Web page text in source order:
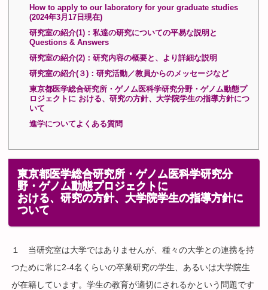
How to apply to our laboratory for your graduate studies
(2024年3月17日現在)
研究室の紹介(1)：私達の研究についての平易な説明と
Questions & Answers
研究室の紹介(2)：研究内容の概要と、より詳細な説明
研究室の紹介(３)：研究活動／教員からのメッセージなど
東京都医学総合研究所・ゲノム医科学研究分野・ゲノム動態プ
ロジェクトに おける、研究の方針、大学院学生の指導方針につ
いて
進学についてよくある質問
東京都医学総合研究所・ゲノム医科学研究分
野・ゲノム動態プロジェクトに
おける、研究の方針、大学院学生の指導方針に
ついて
１ 当研究室は大学ではありませんが、種々の大学との連携を持
つために常に2-4名くらいの卒業研究の学生、あるいは大学院生
が在籍しています。学生の教育が適切にされるかという問題です